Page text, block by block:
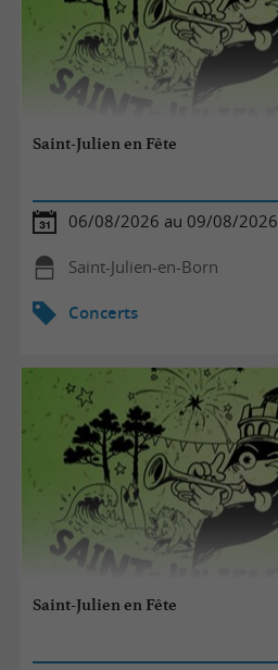
Saint-Julien en Fête
06/08/2026 au 09/08/2026
Saint-Julien-en-Born
Concerts
Saint-Julien en Fête